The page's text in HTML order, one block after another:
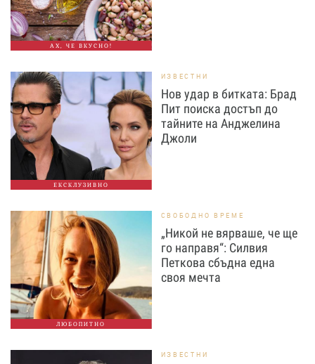
АХ, ЧЕ ВКУСНО!
ЕКСКЛУЗИВНО
ИЗВЕСТНИ
Нов удар в битката: Брад
Пит поиска достъп до
тайните на Анджелина
Джоли
ЛЮБОПИТНО
СВОБОДНО ВРЕМЕ
„Никой не вярваше, че ще
го направя“: Силвия
Петкова сбъдна една
своя мечта
ИЗВЕСТНИ